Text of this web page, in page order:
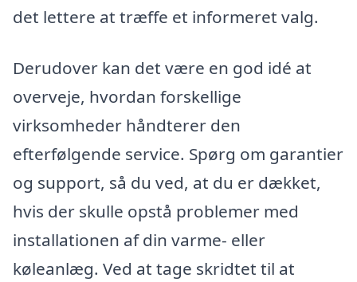
det lettere at træffe et informeret valg.
Derudover kan det være en god idé at
overveje, hvordan forskellige
virksomheder håndterer den
efterfølgende service. Spørg om garantier
og support, så du ved, at du er dækket,
hvis der skulle opstå problemer med
installationen af din varme- eller
køleanlæg. Ved at tage skridtet til at